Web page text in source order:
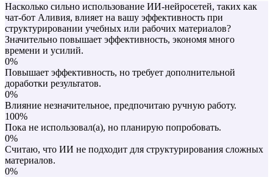
Насколько сильно использование ИИ-нейросетей, таких как
чат-бот Аливия, влияет на вашу эффективность при
структурировании учебных или рабочих материалов?
Значительно повышает эффективность, экономя много
времени и усилий.
0%
Повышает эффективность, но требует дополнительной
доработки результатов.
0%
Влияние незначительное, предпочитаю ручную работу.
100%
Пока не использовал(а), но планирую попробовать.
0%
Считаю, что ИИ не подходит для структурирования сложных
материалов.
0%